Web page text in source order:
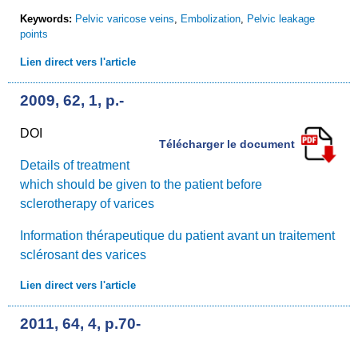
Keywords: Pelvic varicose veins Embolization
Pelvic leakage
points
Lien direct vers l'article
2009, 62, 1, p.-
DOI
Télécharger le document
Details of treatment
which should be given to the patient before
sclerotherapy of varices
Information thérapeutique du patient avant un traitement
sclérosant des varices
Lien direct vers l'article
2011, 64, 4, p.70-